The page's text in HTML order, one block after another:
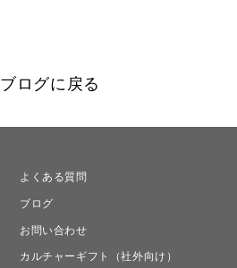
ブログに戻る
よくある質問
ブログ
お問い合わせ
カルチャーギフト（社外向け）